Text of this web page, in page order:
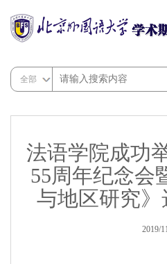
全部
法语学院成功
55周年纪念会
与地区研究》
2019/